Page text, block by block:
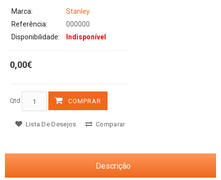
Marca:
Stanley
Referência:
000000
Disponibilidade:
Indisponível
0,00€
Qtd COMPRAR
Lista De Desejos Comparar
Descrição